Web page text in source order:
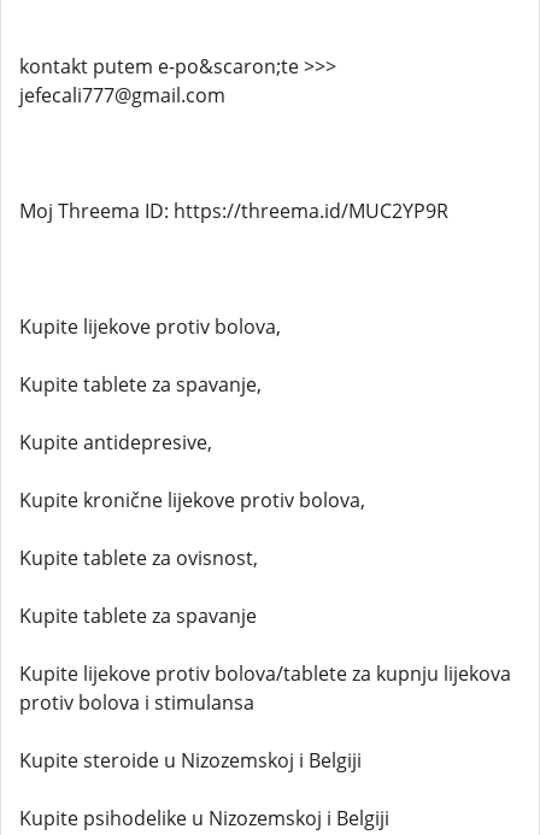
kontakt putem e-po&scaron;te >>>
jefecali777@gmail.com
Moj Threema ID: https://threema.id/MUC2YP9R
Kupite lijekove protiv bolova,
Kupite tablete za spavanje,
Kupite antidepresive,
Kupite kronične lijekove protiv bolova,
Kupite tablete za ovisnost,
Kupite tablete za spavanje
Kupite lijekove protiv bolova/tablete za kupnju lijekova
protiv bolova i stimulansa
Kupite steroide u Nizozemskoj i Belgiji
Kupite psihodelike u Nizozemskoj i Belgiji